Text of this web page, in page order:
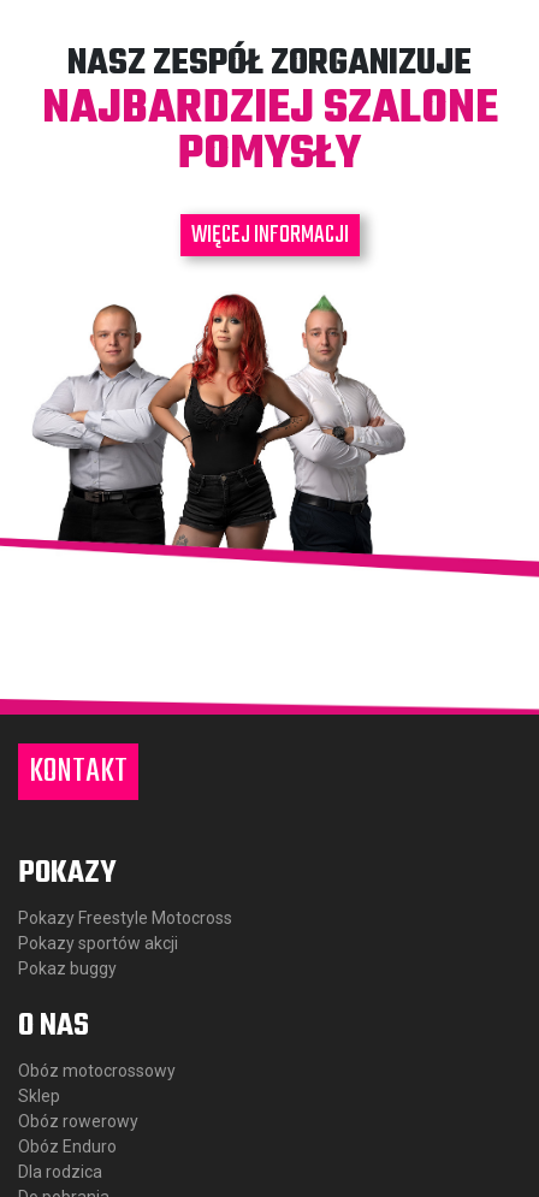
NASZ ZESPÓŁ ZORGANIZUJE
NAJBARDZIEJ SZALONE
POMYSŁY
WIĘCEJ INFORMACJI
KONTAKT
POKAZY
Pokazy Freestyle Motocross
Pokazy sportów akcji
Pokaz buggy
O NAS
Obóz motocrossowy
Sklep
Obóz rowerowy
Obóz Enduro
Dla rodzica